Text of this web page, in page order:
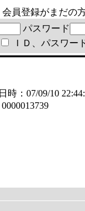
会員登録がまだ
パスワード
ＩＤ、パスワー
時：07/09/10